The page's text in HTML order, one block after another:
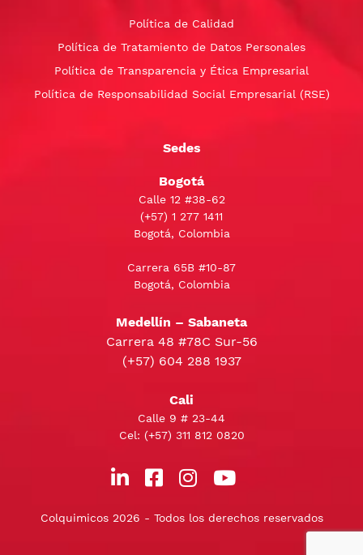
Política de Calidad
Política de Tratamiento de Datos Personales
Política de Transparencia y Ética Empresarial
Política de Responsabilidad Social Empresarial (RSE)
Sedes
Bogotá
Calle 12 #38-62
(+57) 1 277 1411
Bogotá, Colombia
Carrera 65B #10-87
Bogotá, Colombia
Medellín – Sabaneta
Carrera 48 #78C Sur-56
(+57) 604 288 1937
Cali
Calle 9 # 23-44
Cel: (+57) 311 812 0820
Colquimicos 2026 - Todos los derechos reservados